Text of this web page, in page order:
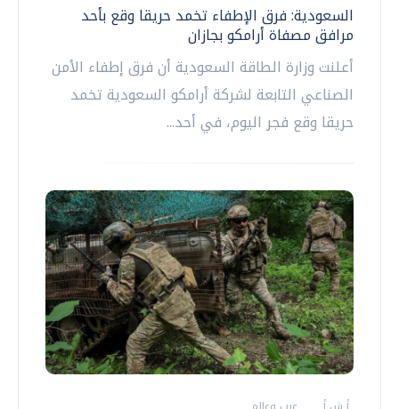
السعودية: فرق الإطفاء تخمد حريقا وقع بأحد
مرافق مصفاة أرامكو بجازان
أعلنت وزارة الطاقة السعودية أن فرق إطفاء الأمن
الصناعي التابعة لشركة أرامكو السعودية تخمد
حريقا وقع فجر اليوم، في أحد...